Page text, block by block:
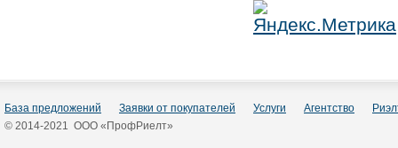
База предложений Заявки от покупателей Услуги Агентство
© 2014-2021 ООО «ПрофРиелт»